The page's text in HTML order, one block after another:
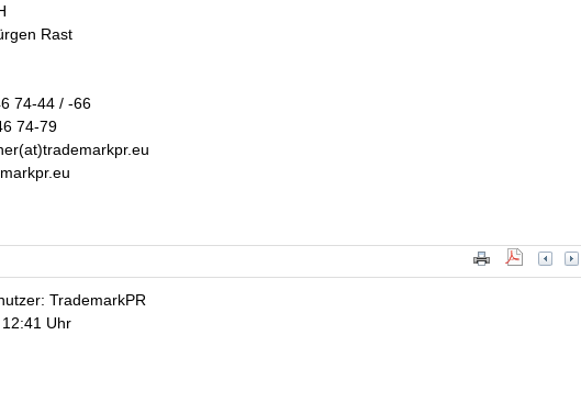
Rast
74-44 / -66
74-79
TrademarkPR
Uhr